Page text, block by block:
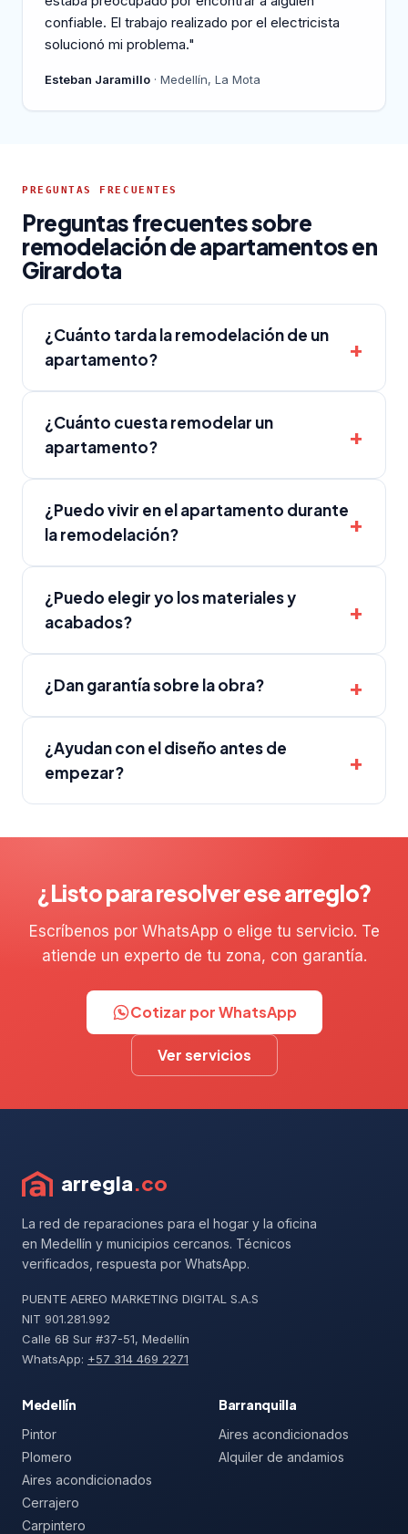
confiable. El trabajo realizado por el electricista
solucionó mi problema."
Esteban Jaramillo · Medellín, La Mota
PREGUNTAS FRECUENTES
Preguntas frecuentes sobre
remodelación de apartamentos en
Girardota
¿Cuánto tarda la remodelación de un
apartamento?
¿Cuánto cuesta remodelar un
apartamento?
¿Puedo vivir en el apartamento durante
la remodelación?
¿Puedo elegir yo los materiales y
acabados?
¿Dan garantía sobre la obra?
¿Ayudan con el diseño antes de
empezar?
¿Listo para resolver ese arreglo?
Escríbenos por WhatsApp o elige tu servicio. Te
atiende un experto de tu zona, con garantía.
Cotizar por WhatsApp
Ver servicios
arregla.co
La red de reparaciones para el hogar y la oficina
en Medellín y municipios cercanos. Técnicos
verificados, respuesta por WhatsApp.
PUENTE AEREO MARKETING DIGITAL S.A.S
NIT 901.281.992
Calle 6B Sur #37-51, Medellín
WhatsApp: +57 314 469 2271
Medellín
Pintor
Plomero
Aires acondicionados
Cerrajero
Carpintero
Barranquilla
Aires acondicionados
Alquiler de andamios